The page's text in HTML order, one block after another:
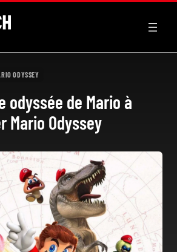
ODYSSEY
odyssée de Mario à
Mario Odyssey